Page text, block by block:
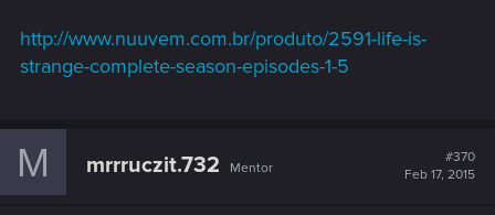
http://www.nuuvem.com.br/produto/2591-life-is-
strange-complete-season-episodes-1-5
M mrrruczit.732 Mentor
#370
Feb 17, 2015